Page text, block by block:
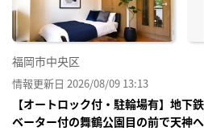
福岡市中央区
情報更新日 2026/08/09 13:13
【オートロック付・駐輪場有】地
ベーター付の舞鶴公園目の前で天神